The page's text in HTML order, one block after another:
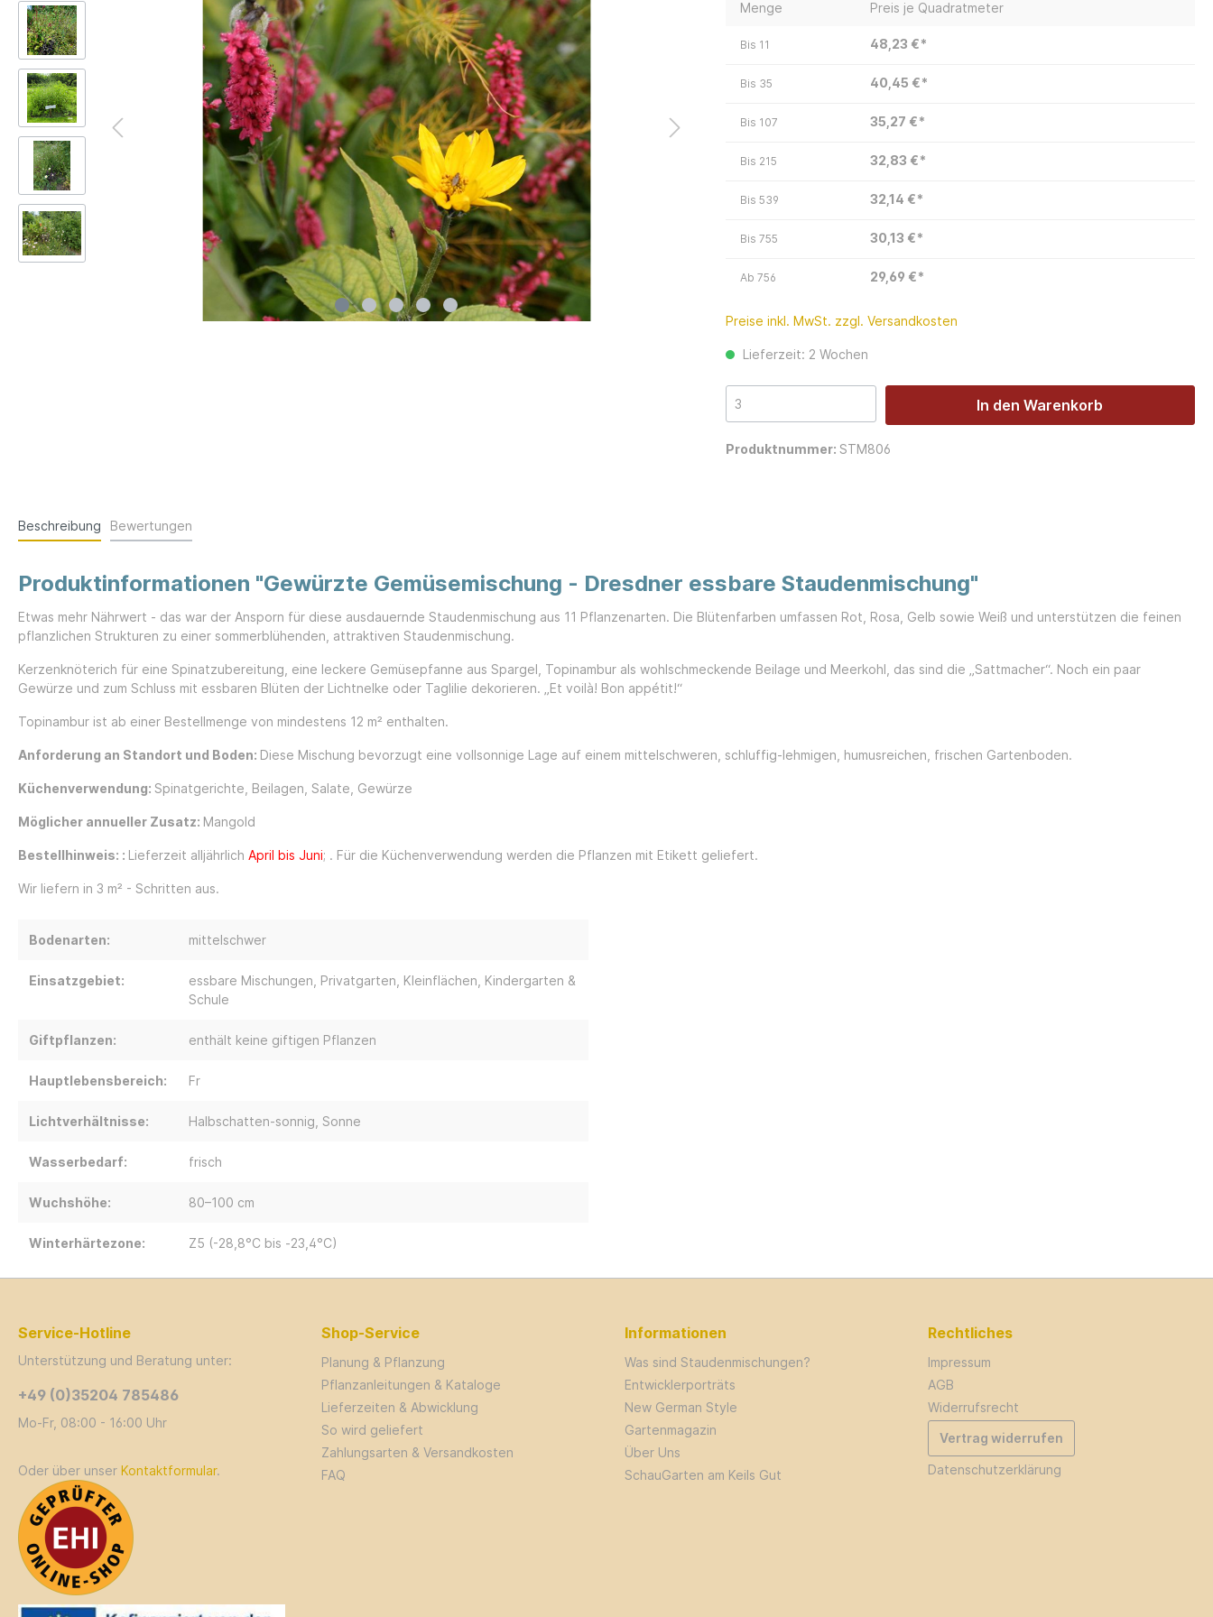
Menge Preis je Quadratmeter
Bis 11 48,23 €*
Bis 35 40,45 €*
Bis 107 35,27 €*
Bis 215 32,83 €*
Bis 539 32,14 €*
Bis 755 30,13 €*
Ab 756 29,69 €*
Preise inkl. MwSt. zzgl. Versandkosten
Lieferzeit: 2 Wochen
In den Warenkorb
Produktnummer: STM806
Beschreibung Bewertungen
Produktinformationen "Gewürzte Gemüsemischung - Dresdner essbare Staudenmischung"
Etwas mehr Nährwert - das war der Ansporn für diese ausdauernde Staudenmischung aus 11 Pflanzenarten. Die Blütenfarben umfassen Rot, Rosa, Gelb sowie Weiß und unterstützen die feinen
pflanzlichen Strukturen zu einer sommerblühenden, attraktiven Staudenmischung.
Kerzenknöterich für eine Spinatzubereitung, eine leckere Gemüsepfanne aus Spargel, Topinambur als wohlschmeckende Beilage und Meerkohl, das sind die „Sattmacher“. Noch ein paar
Gewürze und zum Schluss mit essbaren Blüten der Lichtnelke oder Taglilie dekorieren. „Et voilà! Bon appétit!“
Topinambur ist ab einer Bestellmenge von mindestens 12 m² enthalten.
Anforderung an Standort und Boden: Diese Mischung bevorzugt eine vollsonnige Lage auf einem mittelschweren, schluffig-lehmigen, humusreichen, frischen Gartenboden.
Küchenverwendung: Spinatgerichte, Beilagen, Salate, Gewürze
Möglicher annueller Zusatz: Mangold
Bestellhinweis: : Lieferzeit alljährlich April bis Juni; . Für die Küchenverwendung werden die Pflanzen mit Etikett geliefert.
Wir liefern in 3 m² - Schritten aus.
Bodenarten: mittelschwer
Einsatzgebiet: essbare Mischungen , Privatgarten , Kleinflächen , Kindergarten &
Schule
Giftpflanzen: enthält keine giftigen Pflanzen
Hauptlebensbereich: Fr
Lichtverhältnisse: Halbschatten-sonnig , Sonne
Wasserbedarf: frisch
Wuchshöhe: 80–100 cm
Winterhärtezone: Z5 (-28,8°C bis -23,4°C)
Service-Hotline
Unterstützung und Beratung unter:
+49 (0)35204 785486
Mo-Fr, 08:00 - 16:00 Uhr
Oder über unser Kontaktformular.
Shop-Service
Planung & Pflanzung
Pflanzanleitungen & Kataloge
Lieferzeiten & Abwicklung
So wird geliefert
Zahlungsarten & Versandkosten
FAQ
Informationen
Was sind Staudenmischungen?
Entwicklerporträts
New German Style
Gartenmagazin
Über Uns
SchauGarten am Keils Gut
Rechtliches
Impressum
AGB
Widerrufsrecht
Vertrag widerrufen
Datenschutzerklärung